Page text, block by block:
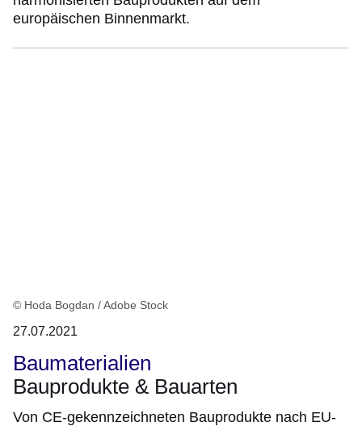
europäischen Binnenmarkt.
© Hoda Bogdan / Adobe Stock
27.07.2021
Baumaterialien
Bauprodukte & Bauarten
Von CE-gekennzeichneten Bauprodukte nach EU-